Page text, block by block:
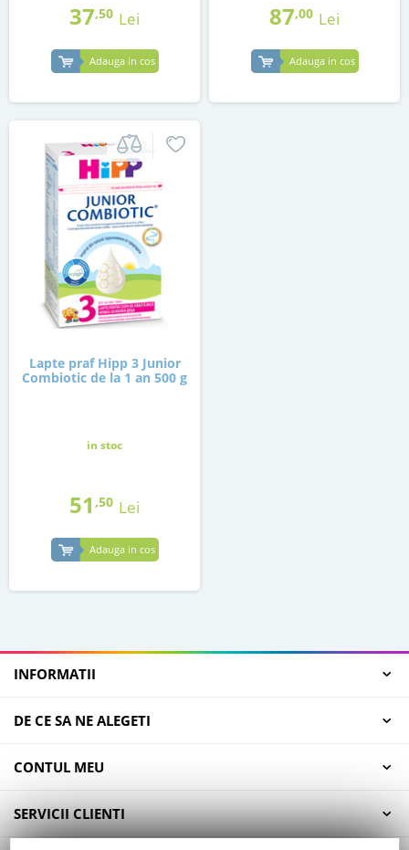
37,50 Lei
Adauga in cos
87,00 Lei
Adauga in cos
Lapte praf Hipp 3 Junior
Combiotic de la 1 an 500 g
in stoc
51 ,50 Lei
Adauga in cos
INFORMATII
DE CE SA NE ALEGETI
CONTUL MEU
SERVICII CLIENTI